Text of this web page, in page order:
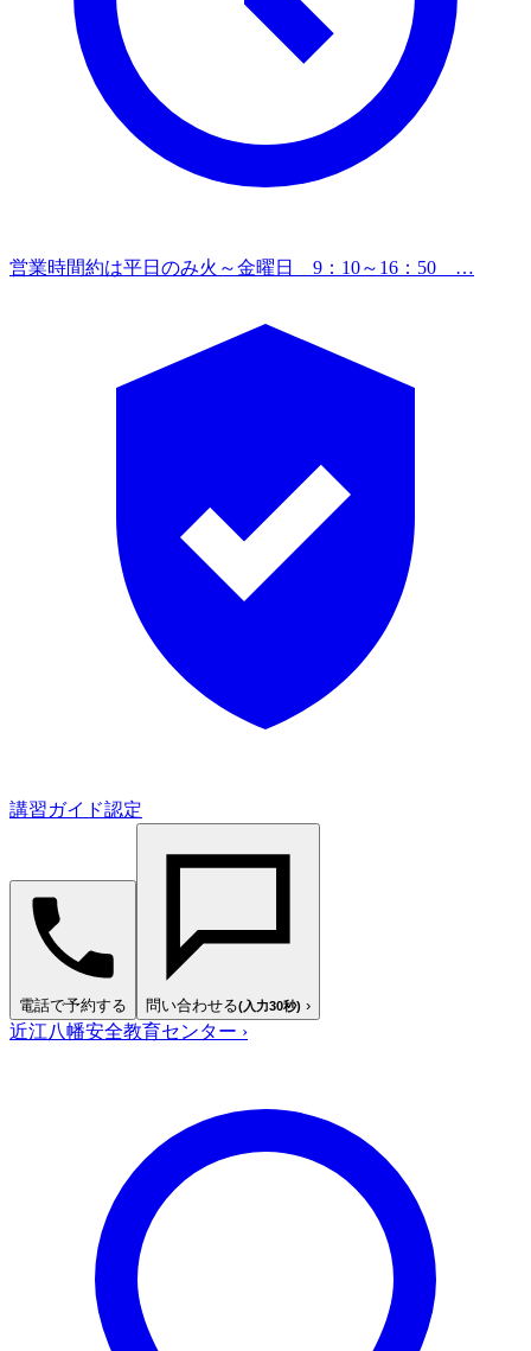
営業時間約は平日のみ火～金曜日 9：10～16：50 …
講習ガイド認定
電話で予約する 問い合わせる(入力30秒) ›
近江八幡安全教育センター ›